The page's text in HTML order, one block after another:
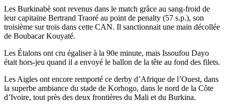
Les Burkinabè sont revenus dans le match grâce au sang-froid de
leur capitaine Bertrand Traoré au point de penalty (57 s.p.), son
troisième sur trois dans cette CAN. Il sanctionnait une main décollée
de Boubacar Kouyaté.
Les Étalons ont cru égaliser à la 90e minute, mais Issoufou Dayo
était hors-jeu quand il a envoyé le ballon de la tête au fond des filets.
Les Aigles ont encore remporté ce derby d’Afrique de l’Ouest, dans
la superbe ambiance du stade de Korhogo, dans le nord de la Côte
d’Ivoire, tout près des deux frontières du Mali et du Burkina.